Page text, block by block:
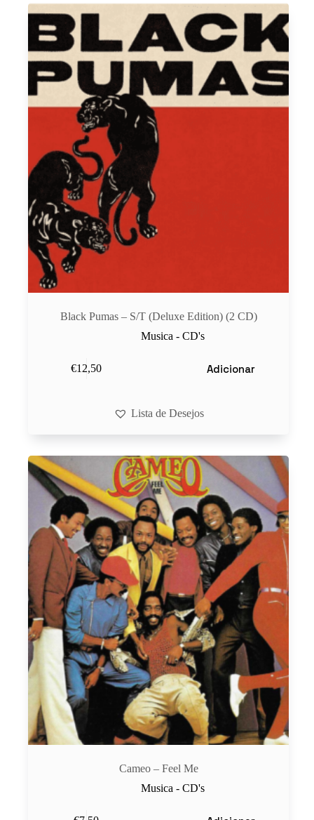
Black Pumas – S/T (Deluxe Edition) (2 CD)
Musica - CD's
€12,50 Adicionar
Lista de Desejos
Cameo – Feel Me
Musica - CD's